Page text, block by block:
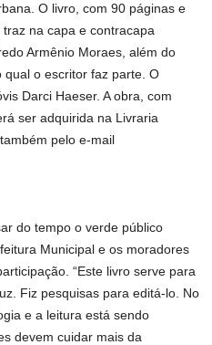
O livro, com 90 páginas e
na capa e contracapa
Armênio Moraes, além do
qual o escritor faz parte. O
Darci Haeser. A obra, com
ser adquirida na Livraria
pelo e-mail
do tempo o verde público
Municipal e os moradores
“Este livro serve para
Fiz pesquisas para editá-lo. No
e a leitura está sendo
devem cuidar mais da